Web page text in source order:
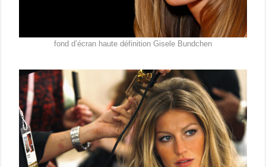
fond d’écran haute définition Gisele Bundchen